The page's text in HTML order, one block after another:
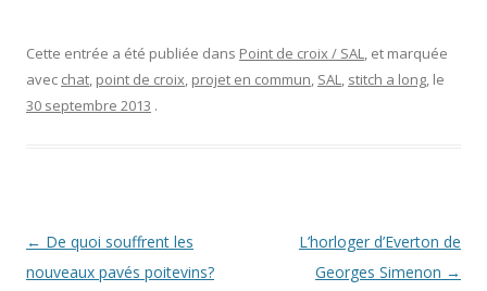
Cette entrée a été publiée dans Point de croix / SAL, et marquée
avec chat, point de croix, projet en commun, SAL, stitch a long, le
30 septembre 2013 .
Navigation
des
← De quoi souffrent les
nouveaux pavés poitevins?
L’horloger d’Everton de
Georges Simenon →